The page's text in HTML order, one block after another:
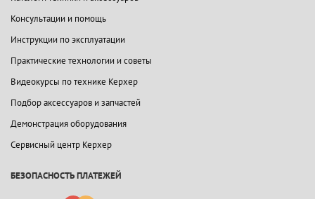
Консультации и помощь
Инструкции по эксплуатации
Практические технологии и советы
Видеокурсы по технике Керхер
Подбор аксессуаров и запчастей
Демонстрация оборудования
Сервисный центр Керхер
БЕЗОПАСНОСТЬ ПЛАТЕЖЕЙ